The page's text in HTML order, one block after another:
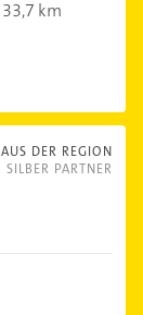
33,7 km
AUS DER REGION
SILBER PARTNER